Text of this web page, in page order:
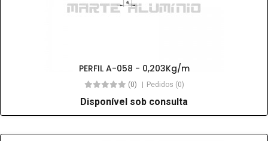
PERFIL A-058 - 0,203Kg/m
(0) Pedidos (0)
Disponível sob consulta